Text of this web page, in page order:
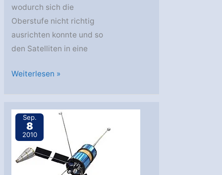
wodurch sich die
Oberstufe nicht richtig
ausrichten konnte und so
den Satelliten in eine
Proton-
(überarbeitet)
Weiterlesen »
Sep.
8
2010